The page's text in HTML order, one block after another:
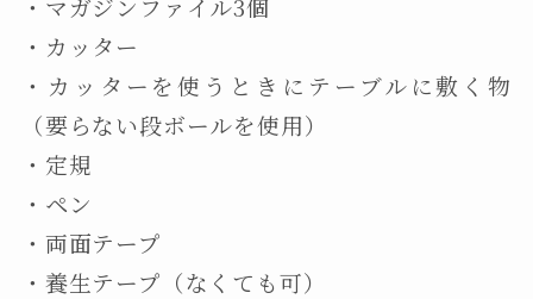
・カッター
・カッターを使うときにテーブルに敷く物
（要らない段ボールを使用）
・定規
・ペン
・両面テープ
・養生テープ（なくても可）